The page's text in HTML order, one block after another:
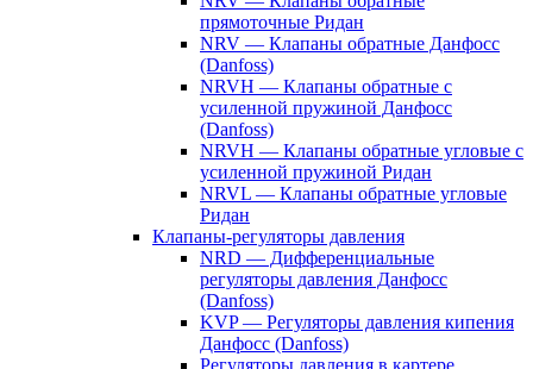
прямоточные Ридан
NRV — Клапаны обратные Данфосс
(Danfoss)
NRVH — Клапаны обратные с
усиленной пружиной Данфосс
(Danfoss)
NRVH — Клапаны обратные угловые с
усиленной пружиной Ридан
NRVL — Клапаны обратные угловые
Ридан
Клапаны-регуляторы давления
NRD — Дифференциальные
регуляторы давления Данфосс
(Danfoss)
KVP — Регуляторы давления кипения
Данфосс (Danfoss)
Регуляторы давления в картере